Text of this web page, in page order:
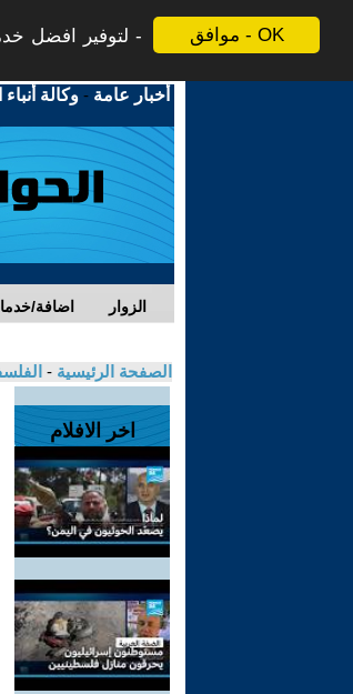
موافق - OK
لتوفير افضل
أخبار عامة -وكالة أنباء
اضافة/ الزوار
الصفحة الرئيسية -
اخر الافلام